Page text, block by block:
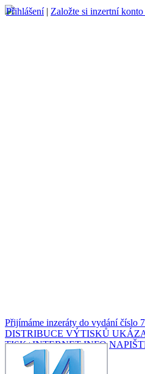
Přihlášení| Založte si inzertní
Přijímáme inzeráty do vydání číslo
DISTRIBUCE VÝTISKŮ
TISK+INTERNET INFO